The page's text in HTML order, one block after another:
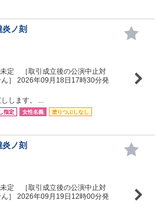
ノ刻
定 ［取引成立後の公演中止対
］ 2026年09月18日17時30分発
します。 ...
指定 女性名義
塗りつぶしなし
ノ刻
定 ［取引成立後の公演中止対
］ 2026年09月19日12時00分発